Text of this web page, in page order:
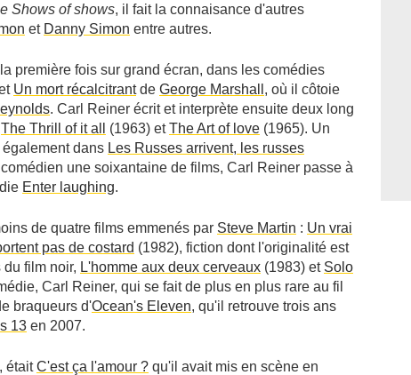
Shows of shows, il fait la connaisance d'autres
et Danny Simon entre autres.
première fois sur grand écran, dans les comédies
Un mort récalcitrantde George Marshall , où il côtoie
. Carl Reiner écrit et interprète ensuite deux long
The Thrill of it all (1963) etThe Art of love (1965). Un
dans Les Russes arrivent, les russes
une soixantaine de films, Carl Reiner passe à
Enter laughing.
de quatre films emmenés par Steve Martin : Un vrai
pas de costard (1982), fiction dont l'originalité est
film noir, L'homme aux deux cerveaux (1983) et Solo
Carl Reiner, qui se fait de plus en plus rare au fil
braqueurs d'Ocean's Eleven, qu'il retrouve trois ans
13 en 2007.
étaitC'est ça l'amour ? qu'il avait mis en scène en